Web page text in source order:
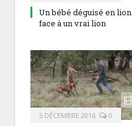
Un bébé déguisé en lion
face à un vrai lion
5 DÉCEMBRE 2016 0